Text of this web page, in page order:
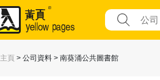
主頁 > 公司資料 > 南葵涌公共圖書館